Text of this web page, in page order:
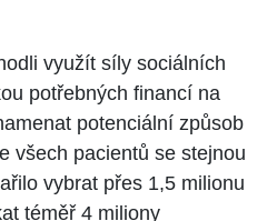
využít síly sociálních
potřebných financí na
potenciální způsob
všech pacientů se stejnou
vybrat přes 1,5 milionu
téměř 4 miliony